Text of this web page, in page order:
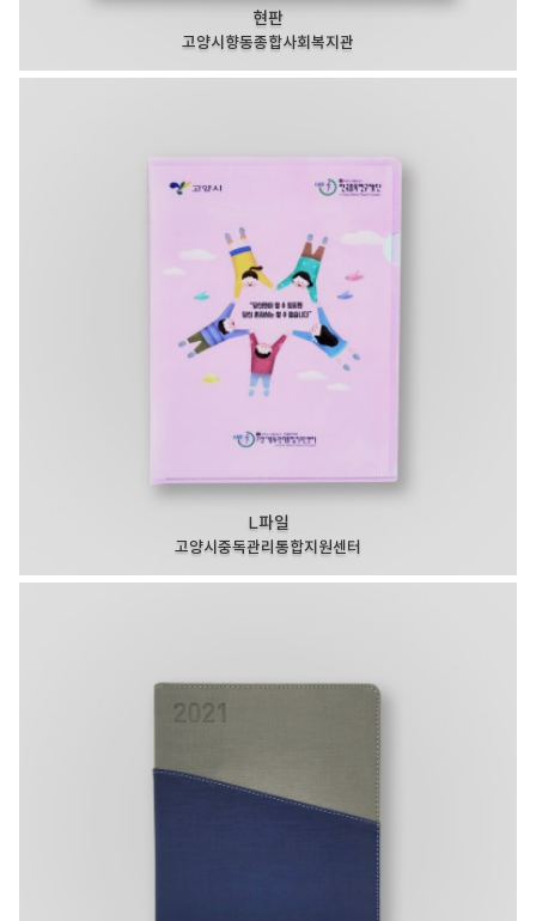
현판
고양시향동종합사회복지관
L파일
고양시중독관리통합지원센터